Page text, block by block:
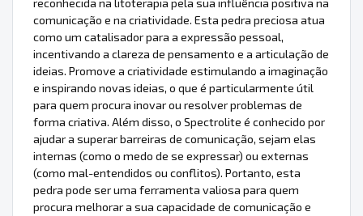
comunicação e na criatividade. Esta pedra preciosa atua
como um catalisador para a expressão pessoal,
incentivando a clareza de pensamento e a articulação de
ideias. Promove a criatividade estimulando a imaginação
e inspirando novas ideias, o que é particularmente útil
para quem procura inovar ou resolver problemas de
forma criativa. Além disso, o Spectrolite é conhecido por
ajudar a superar barreiras de comunicação, sejam elas
internas (como o medo de se expressar) ou externas
(como mal-entendidos ou conflitos). Portanto, esta
pedra pode ser uma ferramenta valiosa para quem
procura melhorar a sua capacidade de comunicação e